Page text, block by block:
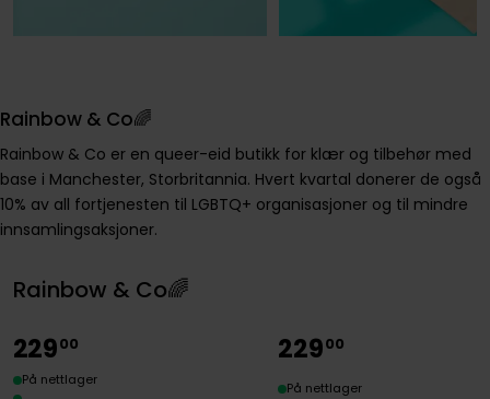
Rainbow & Co🌈
Rainbow & Co er en queer-eid butikk for klær og tilbehør med
base i Manchester, Storbritannia. Hvert kvartal donerer de også
10% av all fortjenesten til LGBTQ+ organisasjoner og til mindre
innsamlingsaksjoner.
Rainbow & Co🌈
22900
På nettlager
22900
På nettlager